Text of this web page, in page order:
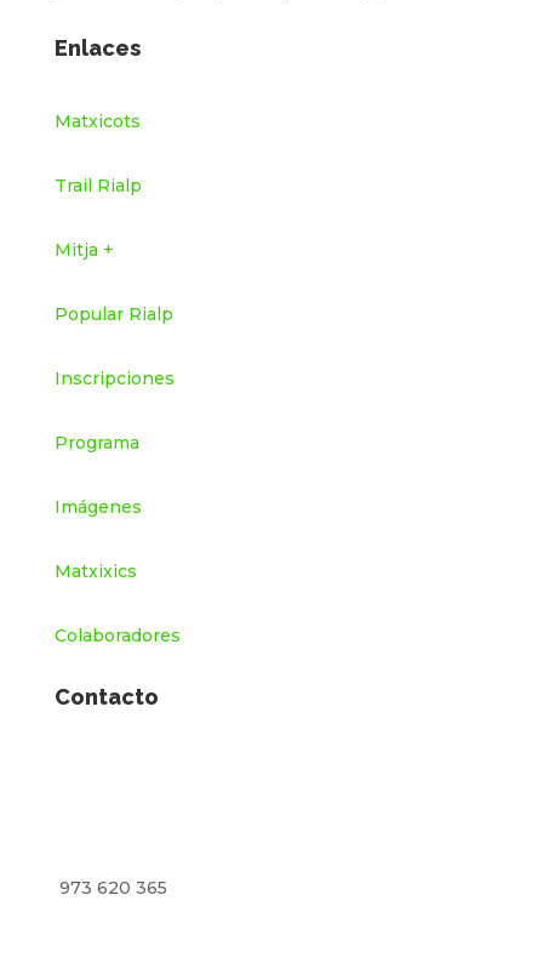
Enlaces
Matxicots
Trail Rialp
Mitja +
Popular Rialp
Inscripciones
Programa
Imágenes
Matxixics
Colaboradores
Contacto
973 620 365